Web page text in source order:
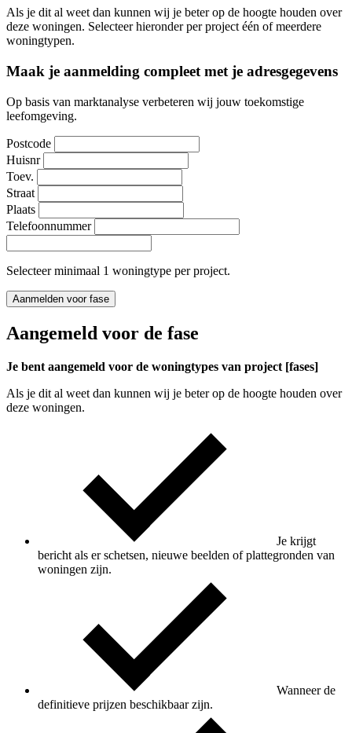
Als je dit al weet dan kunnen wij je beter op de hoogte houden over
deze woningen. Selecteer hieronder per project één of meerdere
woningtypen.
Maak je aanmelding compleet met je adresgegevens
Op basis van marktanalyse verbeteren wij jouw toekomstige
leefomgeving.
Postcode
Huisnr
Toev.
Straat
Plaats
Telefoonnummer
Selecteer minimaal 1 woningtype per project.
Aanmelden voor fase
Aangemeld voor de fase
Je bent aangemeld voor de woningtypes van project [fases]
Als je dit al weet dan kunnen wij je beter op de hoogte houden over
deze woningen.
Je krijgt
bericht als er schetsen, nieuwe beelden of plattegronden van
woningen zijn.
Wanneer de
definitieve prijzen beschikbaar zijn.